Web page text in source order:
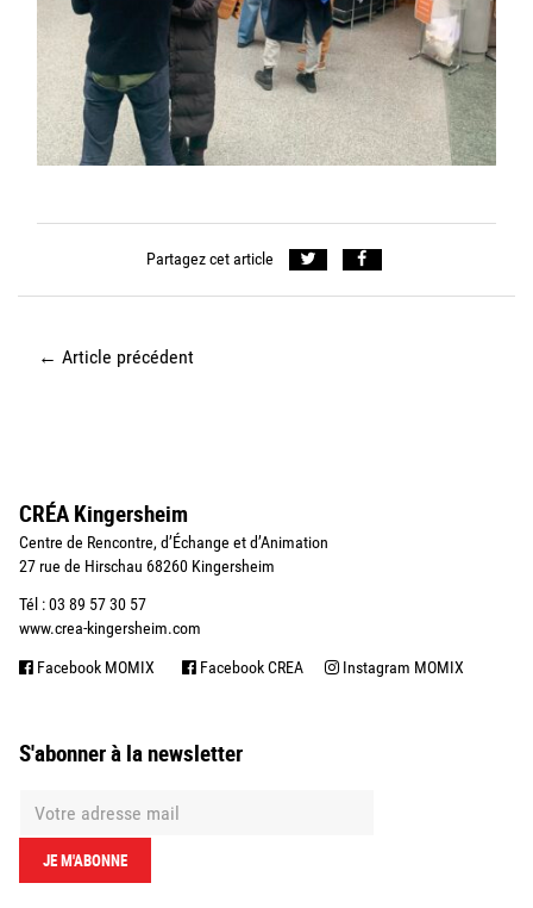
Partagez cet article
← Article précédent
CRÉA Kingersheim
Centre de Rencontre, d’Échange et d’Animation
27 rue de Hirschau 68260 Kingersheim
Tél : 03 89 57 30 57
www.crea-kingersheim.com
Facebook MOMIX Facebook CREA Instagram MOMIX
S'abonner à la newsletter